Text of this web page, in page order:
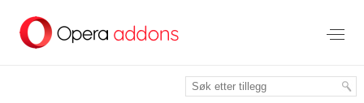
direkte